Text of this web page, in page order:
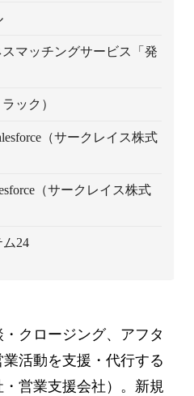
マッチングサービス「発
ック）
（サークレイス株式
（サークレイス株式
24
クロージング、アフタ
活動を支援・代行する
営業支援会社）。新規